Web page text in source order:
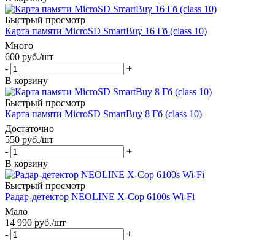
Быстрый просмотр
Карта памяти MicroSD SmartBuy 16 Гб (class 10)
Много
600 руб./шт
-
+
В корзину
Быстрый просмотр
Карта памяти MicroSD SmartBuy 8 Гб (class 10)
Достаточно
550 руб./шт
-
+
В корзину
Быстрый просмотр
Радар-детектор NEOLINE X-Cop 6100s Wi-Fi
Мало
14 990 руб./шт
-
+